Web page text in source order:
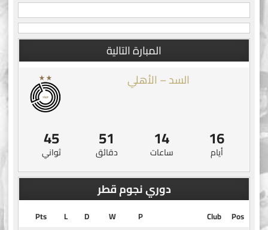
المبارة التالية
السد – الأهلي
16
أيام
14
ساعات
51
دقائق
44
ثواني
دوري نجوم قطر
Pos
Club
P
W
D
L
Pts